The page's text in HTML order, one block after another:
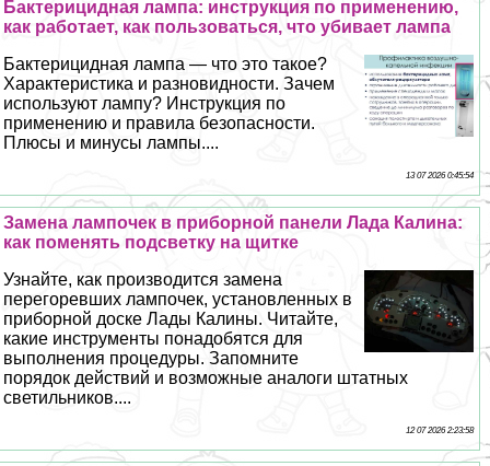
Бактерицидная лампа: инструкция по применению,
как работает, как пользоваться, что убивает лампа
Бактерицидная лампа — что это такое?
Хаpaктеристика и разновидности. Зачем
используют лампу? Инструкция по
применению и правила безопасности.
Плюсы и минусы лампы....
13 07 2026 0:45:54
Замена лампочек в приборной панели Лада Калина:
как поменять подсветку на щитке
Узнайте, как производится замена
перегоревших лампочек, установленных в
приборной доске Лады Калины. Читайте,
какие инструменты понадобятся для
выполнения процедуры. Запомните
порядок действий и возможные аналоги штатных
светильников....
12 07 2026 2:23:58